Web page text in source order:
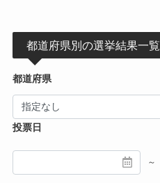
都道府県別の選挙結果一覧
都道府県
投票日
～